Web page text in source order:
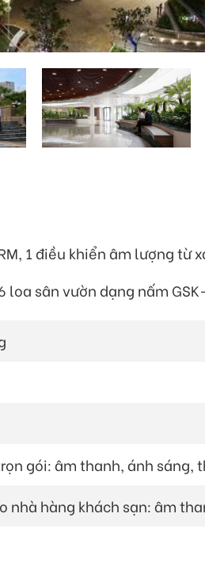
1 điều khiển âm lượng từ
loa sân vườn dạng nấm
gói: âm thanh, ánh sáng,
nhà hàng khách sạn: âm